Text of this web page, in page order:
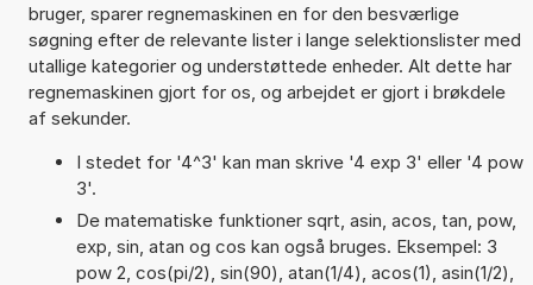
bruger, sparer regnemaskinen en for den besværlige
søgning efter de relevante lister i lange selektionslister med
utallige kategorier og understøttede enheder. Alt dette har
regnemaskinen gjort for os, og arbejdet er gjort i brøkdele
af sekunder.
I stedet for '4^3' kan man skrive '4 exp 3' eller '4 pow
3'.
De matematiske funktioner sqrt, asin, acos, tan, pow,
exp, sin, atan og cos kan også bruges. Eksempel: 3
pow 2, cos(pi/2), sin(90), atan(1/4), acos(1), asin(1/2),